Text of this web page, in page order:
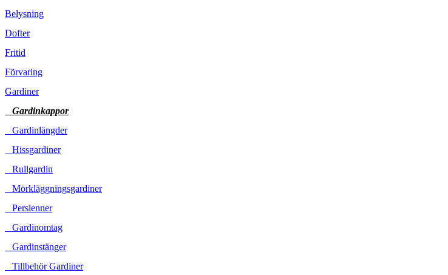
Belysning
Dofter
Fritid
Förvaring
Gardiner
Gardinkappor
Gardinlängder
Hissgardiner
Rullgardin
Mörkläggningsgardiner
Persienner
Gardinomtag
Gardinstänger
Tillbehör Gardiner